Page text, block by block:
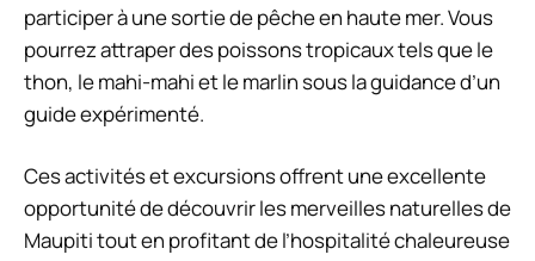
participer à une sortie de pêche en haute mer. Vous
pourrez attraper des poissons tropicaux tels que le
thon, le mahi-mahi et le marlin sous la guidance d’un
guide expérimenté.
Ces activités et excursions offrent une excellente
opportunité de découvrir les merveilles naturelles de
Maupiti tout en profitant de l’hospitalité chaleureuse